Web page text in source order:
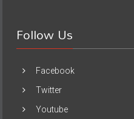
Follow Us
Facebook
Twitter
Youtube